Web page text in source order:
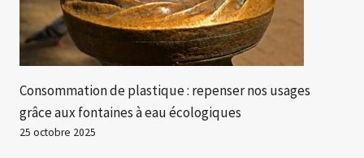
Consommation de plastique : repenser nos usages
grâce aux fontaines à eau écologiques
25 octobre 2025